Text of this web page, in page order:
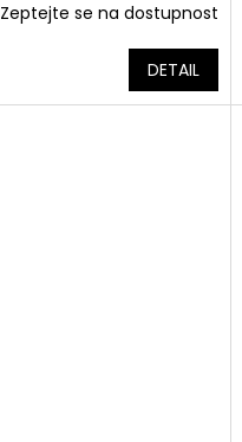
Zeptejte se na dostupnost
DETAIL